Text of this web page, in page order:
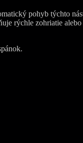
pohyb týchto
rýchle zohriatie